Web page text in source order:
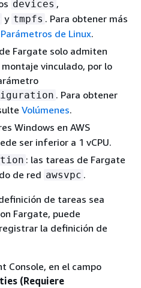
devices ,
y tmpfs . Para obtener más
Parámetros de Linux.
Fargate solo admiten
vinculado, por lo
. Para obtener
Volúmenes.
Windows en AWS
ser inferior a 1 vCPU.
: las tareas de Fargate
de red awsvpc .
de tareas sea
Fargate, puede
la definición de
Console, en el campo
(Requiere